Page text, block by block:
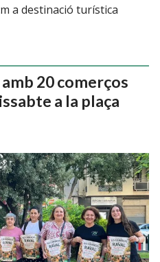
a destinació turística
20 comerços
a la plaça